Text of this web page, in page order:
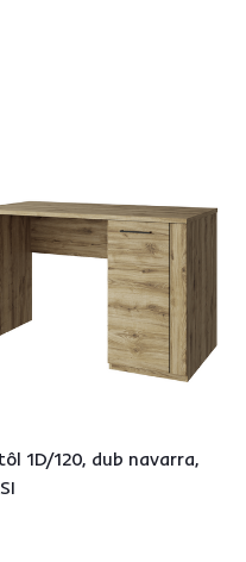
1D/120, dub navarra,